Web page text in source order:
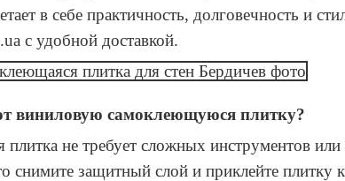
в себе практичность, долговечность и
с удобной доставкой.
виниловую самоклеющуюся плитку?
не требует сложных инструментов
снимите защитный слой и приклейте плитку